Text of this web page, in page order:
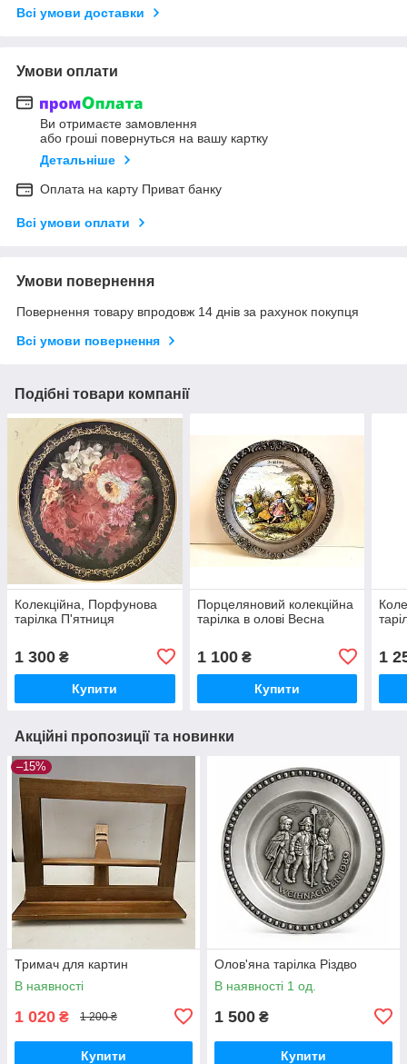
Всі умови доставки
Умови оплати
Ви отримаєте замовлення
або гроші повернуться на вашу картку
Детальніше
Оплата на карту Приват банку
Всі умови оплати
Умови повернення
Повернення товару впродовж 14 днів за рахунок покупця
Всі умови повернення
Подібні товари компанії
Колекційна, Порфунова
тарілка П'ятниця
1 300 ₴
Купити
Порцеляновий колекційна
тарілка в олові Весна
1 100₴
Купити
1
Акційні пропозиції та новинки
–15%
Тримач для картин
В наявності
1 020 ₴ 1 200 ₴
Купити
Олов'яна тарілка Різдво
В наявності 1 од.
1 500 ₴
Купити